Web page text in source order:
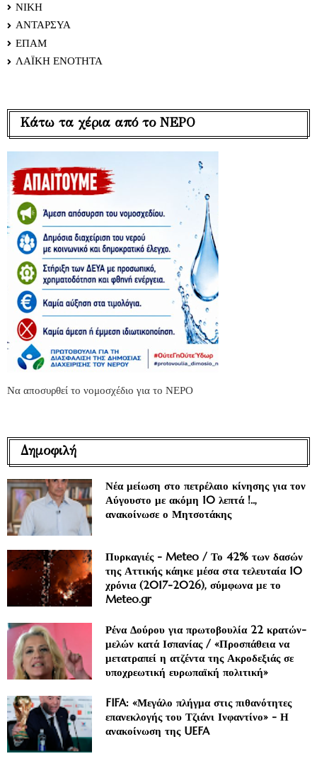
ΝΙΚΗ
ΑΝΤΑΡΣΥΑ
ΕΠΑΜ
ΛΑΪΚΗ ΕΝΟΤΗΤΑ
Κάτω τα χέρια από το ΝΕΡΟ
Να αποσυρθεί το νομοσχέδιο για το ΝΕΡΟ
Δημοφιλή
Νέα μείωση στο πετρέλαιο κίνησης για τον
Αύγουστο με ακόμη 10 λεπτά !..,
ανακοίνωσε ο Μητσοτάκης
Πυρκαγιές - Meteo / Το 42% των δασών
της Αττικής κάηκε μέσα στα τελευταία 10
χρόνια (2017-2026), σύμφωνα με το
Meteo.gr
Ρένα Δούρου για πρωτοβουλία 22 κρατών-
μελών κατά Ισπανίας / «Προσπάθεια να
μετατραπεί η ατζέντα της Ακροδεξιάς σε
υποχρεωτική ευρωπαϊκή πολιτική»
FIFA: «Μεγάλο πλήγμα στις πιθανότητες
επανεκλογής του Τζιάνι Ινφαντίνο» - Η
ανακοίνωση της UEFA